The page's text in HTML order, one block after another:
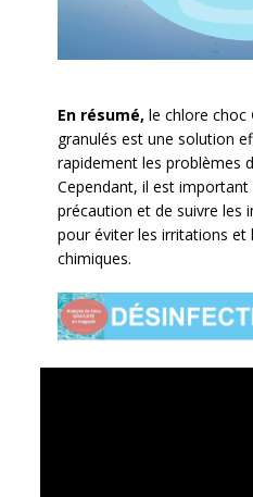
En résumé, le chlore choc
granulés est une solution
rapidement les problèmes
Cependant, il est important
précaution et de suivre les
pour éviter les irritations et
chimiques.